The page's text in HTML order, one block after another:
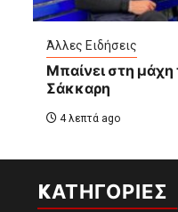
Άλλες Ειδήσεις
Μπαίνει στη μάχη
Σάκκαρη
4 λεπτά ago
KΑΤΗΓΟΡΊΕΣ